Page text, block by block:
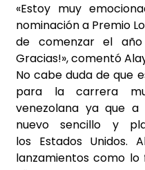
«Estoy muy
nominación a Premio
de comenzar el año
Gracias!», comentó
No cabe duda de que
para la carrera
venezolana ya que
nuevo sencillo y
los Estados Unidos.
lanzamientos como lo